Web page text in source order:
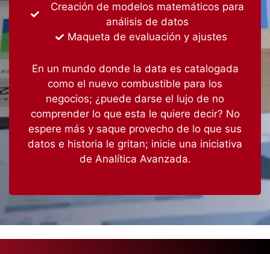
Creación de modelos matemáticos para
análisis de datos
Maqueta de evaluación y ajustes
En un mundo donde la data es catalogada
como el nuevo combustible para los
negocios; ¿puede darse el lujo de no
comprender lo que esta le quiere decir? No
espere más y saque provecho de lo que sus
datos e historia le gritan; inicie una iniciativa
de Analítica Avanzada.